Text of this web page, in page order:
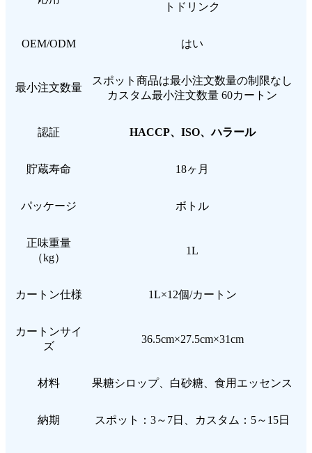
トドリンク
OEM/ODM はい
最小注文数量
スポット商品は最小注文数量の制限なし
カスタム最小注文数量 60カートン
認証 HACCP、ISO、ハラール
貯蔵寿命 18ヶ月
パッケージ ボトル
正味重量
（kg）
1L
カートン仕様 1L×12個/カートン
カートンサイ
ズ
36.5cm×27.5cm×31cm
材料 果糖シロップ、白砂糖、食用エッセンス
納期 スポット：3～7日、カスタム：5～15日